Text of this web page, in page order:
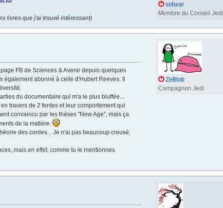
livres que j'ai trouvé intéressant)
sobear
Membre du Conseil Jedi
FB de Sciences & Avenir depuis quelques
abonné à celle d'Hubert Reeves. Il
du documentaire qui m'a le plus bluffée...
travers de 2 fentes et leur comportement qui
convaincu par les thèses "New Age", mais ça
de la matière.
des cordes... Je n'ai pas beaucoup creusé,
mais en effet, comme tu le mentionnes
ZeBlob
Compagnon Jedi